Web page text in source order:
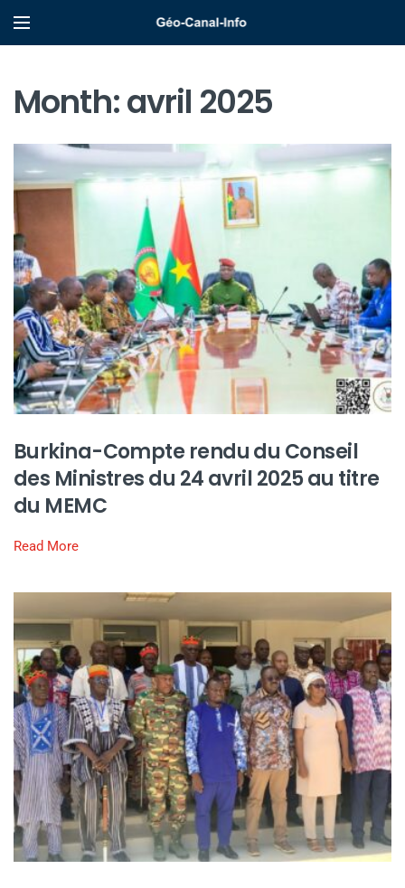
Month:avril 2025
Burkina-Compte rendu du Conseil
des Ministres du 24 avril 2025 au titre
du MEMC
Read More